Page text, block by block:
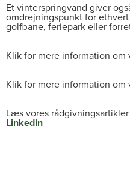
Et vinterspringvand giver
omdrejningspunkt for
golfbane, feriepark eller
Klik for mere information om
Klik for mere information om
Læs vores
LinkedIn